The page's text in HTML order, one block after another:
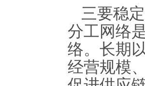
三要稳
分工网络
络。长期
经营规模